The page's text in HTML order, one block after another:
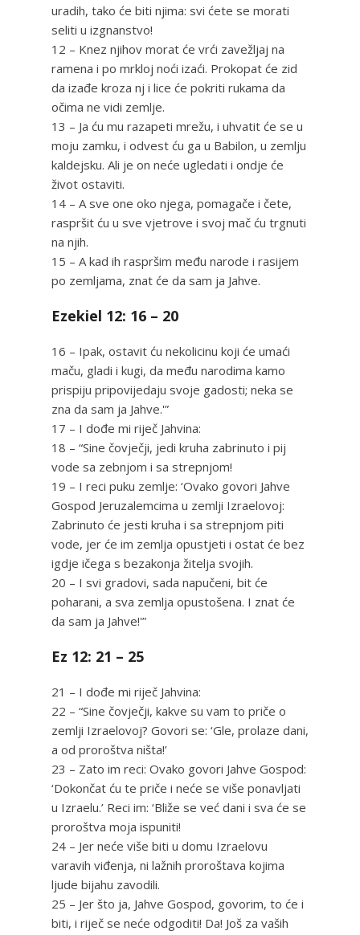
uradih, tako će biti njima: svi ćete se morati
seliti u izgnanstvo!
12 – Knez njihov morat će vrći zavežljaj na
ramena i po mrkloj noći izaći. Prokopat će zid
da izađe kroza nj i lice će pokriti rukama da
očima ne vidi zemlje.
13 – Ja ću mu razapeti mrežu, i uhvatit će se u
moju zamku, i odvest ću ga u Babilon, u zemlju
kaldejsku. Ali je on neće ugledati i ondje će
život ostaviti.
14 – A sve one oko njega, pomagače i čete,
raspršit ću u sve vjetrove i svoj mač ću trgnuti
na njih.
15 – A kad ih raspršim među narode i rasijem
po zemljama, znat će da sam ja Jahve.
Ezekiel 12: 16 – 20
16 – Ipak, ostavit ću nekolicinu koji će umaći
maču, gladi i kugi, da među narodima kamo
prispiju pripovijedaju svoje gadosti; neka se
zna da sam ja Jahve.'”
17 – I dođe mi riječ Jahvina:
18 – “Sine čovječji, jedi kruha zabrinuto i pij
vode sa zebnjom i sa strepnjom!
19 – I reci puku zemlje: ‘Ovako govori Jahve
Gospod Jeruzalemcima u zemlji Izraelovoj:
Zabrinuto će jesti kruha i sa strepnjom piti
vode, jer će im zemlja opustjeti i ostat će bez
igdje ičega s bezakonja žitelja svojih.
20 – I svi gradovi, sada napučeni, bit će
poharani, a sva zemlja opustošena. I znat će
da sam ja Jahve!'”
Ez 12: 21 – 25
21 – I dođe mi riječ Jahvina:
22 – “Sine čovječji, kakve su vam to priče o
zemlji Izraelovoj? Govori se: ‘Gle, prolaze dani,
a od proroštva ništa!’
23 – Zato im reci: Ovako govori Jahve Gospod:
‘Dokončat ću te priče i neće se više ponavljati
u Izraelu.’ Reci im: ‘Bliže se već dani i sva će se
proroštva moja ispuniti!
24 – Jer neće više biti u domu Izraelovu
varavih viđenja, ni lažnih proroštava kojima
ljude bijahu zavodili.
25 – Jer što ja, Jahve Gospod, govorim, to će i
biti, i riječ se neće odgoditi! Da! Još za vaših